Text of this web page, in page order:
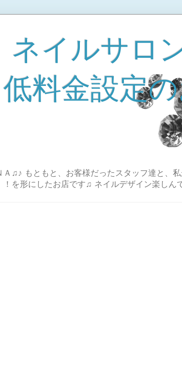
イルサロ
料金設定
♫♪ もともと、お客様だったスタッフ達と、
！を形にしたお店です♫ ネイルデザイン楽しん